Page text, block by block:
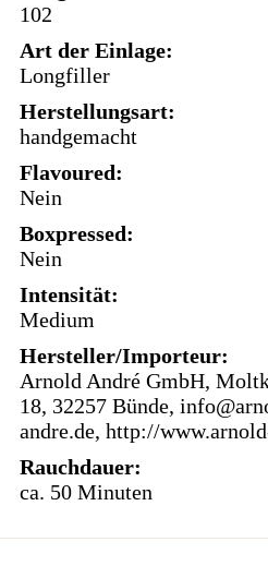
102
Art der Einlage:
Longfiller
Herstellungsart:
handgemacht
Flavoured:
Nein
Boxpressed:
Nein
Intensität:
Medium
Hersteller/Importeur:
Arnold André GmbH,
18, 32257 Bünde,
andre.de, http://
Rauchdauer:
ca. 50 Minuten